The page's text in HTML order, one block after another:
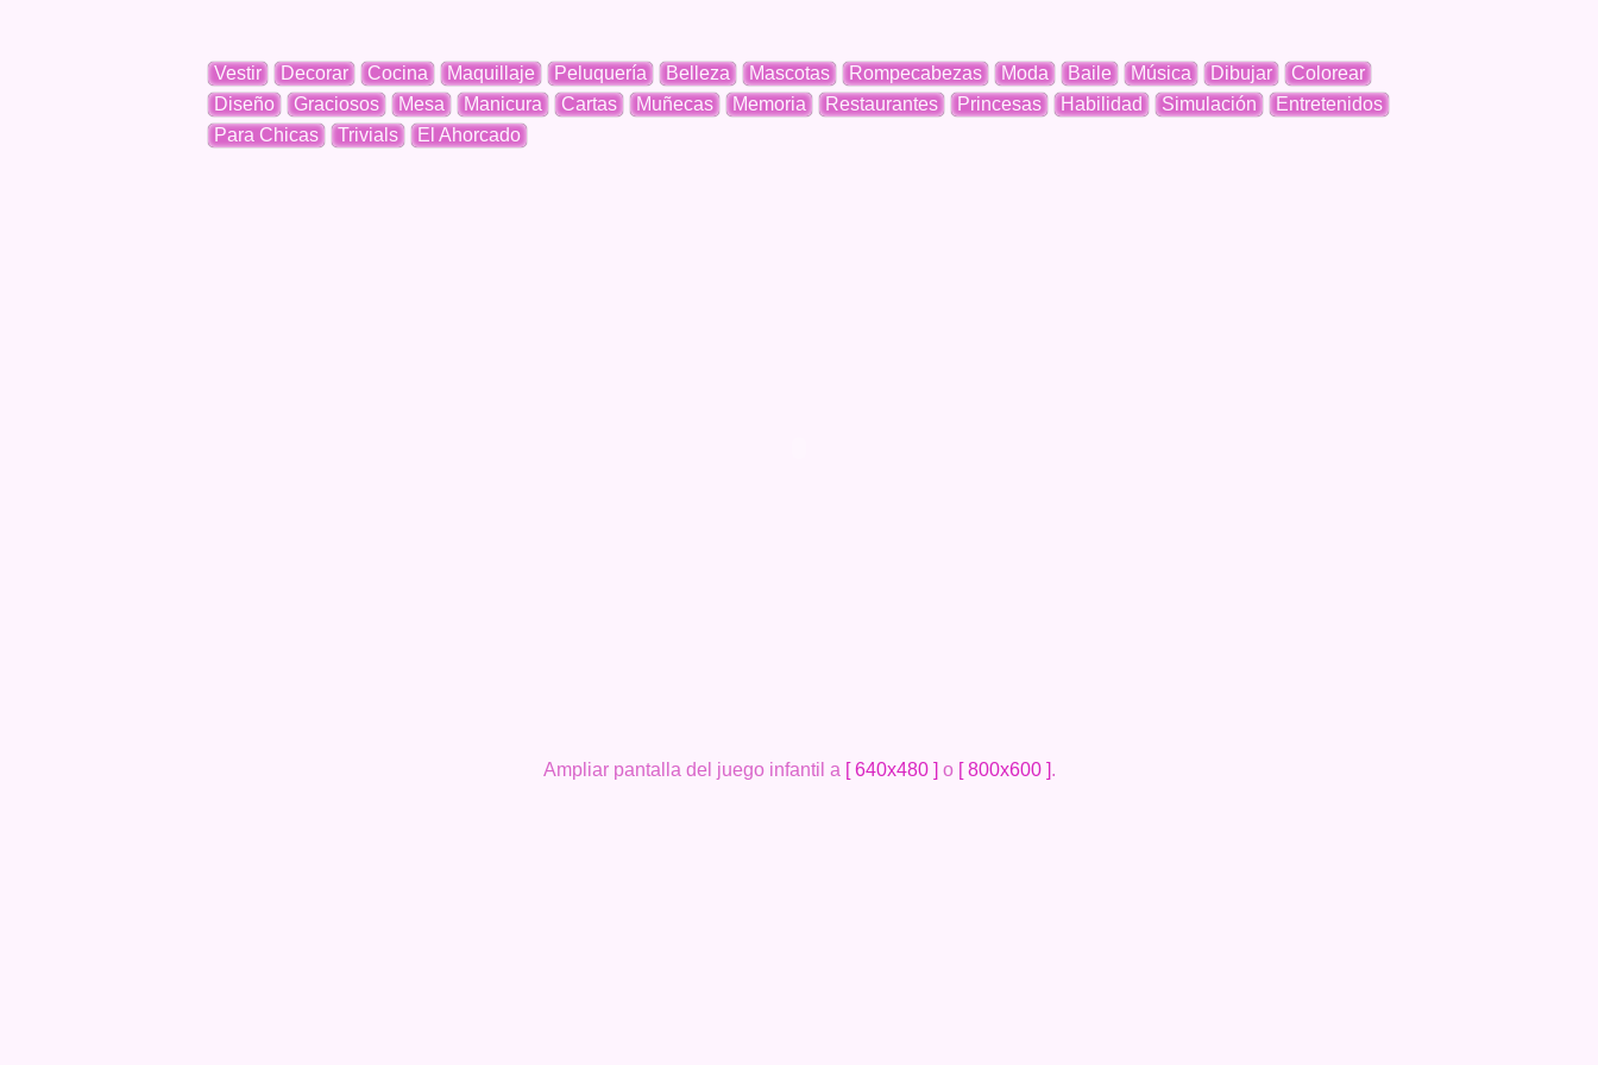
Vestir Decorar Cocina Maquillaje Peluquería Belleza Mascotas Rompecabezas Moda Baile Música Dibujar
Colorear
Diseño
Graciosos Mesa Manicura Cartas Muñecas Memoria Restaurantes Princesas Habilidad Simulación
Entretenidos
Para Chicas
Trivials El Ahorcado
Ampliar pantalla del juego infantil a [ 640x480 ] o [ 800x600 ].